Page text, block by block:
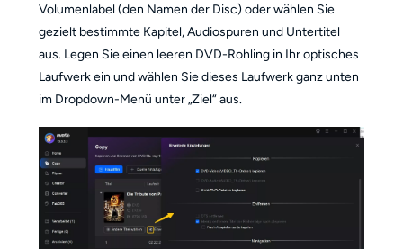
Volumenlabel (den Namen der Disc) oder wählen Sie
gezielt bestimmte Kapitel, Audiospuren und Untertitel
aus. Legen Sie einen leeren DVD-Rohling in Ihr optisches
Laufwerk ein und wählen Sie dieses Laufwerk ganz unten
im Dropdown-Menü unter „Ziel“ aus.